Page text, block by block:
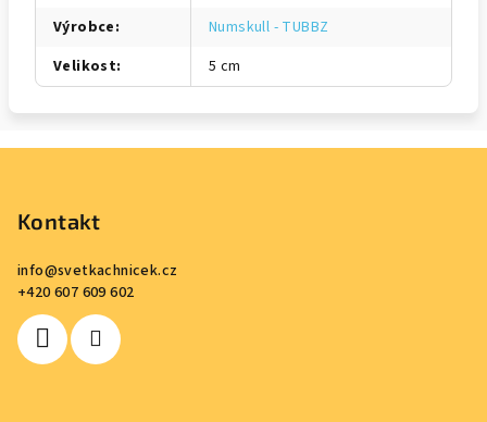
Výrobce:
Numskull - TUBBZ
Velikost: 5 cm
Kontakt
info@svetkachnicek.cz
+420 607 609 602